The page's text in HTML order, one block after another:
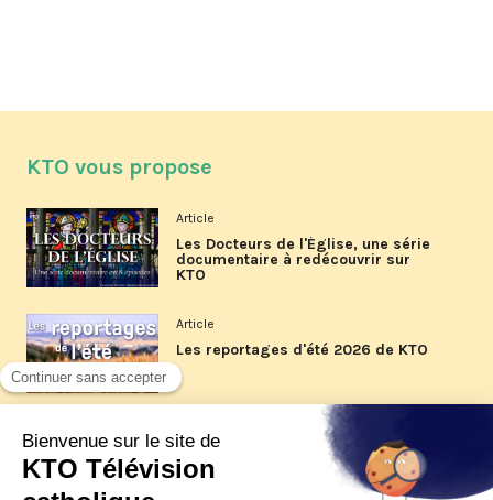
KTO vous propose
Article
Les Docteurs de l'Église, une série
documentaire à redécouvrir sur
KTO
Article
Les reportages d'été 2026 de KTO
La visite pastorale du pape Léon
XIV à Assise à suivre sur KTO le
jeudi 6 août